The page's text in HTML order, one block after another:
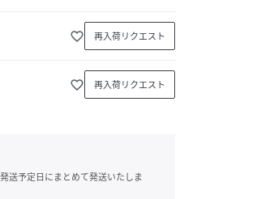
favorite_border 再入荷リクエスト
favorite_border 再入荷リクエスト
送予定日にまとめて発送いたしま